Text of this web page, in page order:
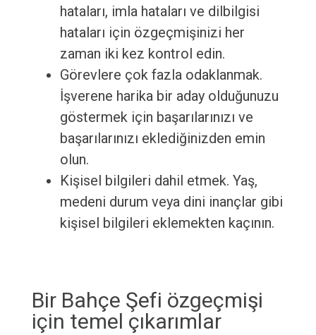
hataları, imla hataları ve dilbilgisi
hataları için özgeçmişinizi her
zaman iki kez kontrol edin.
Görevlere çok fazla odaklanmak.
İşverene harika bir aday olduğunuzu
göstermek için başarılarınızı ve
başarılarınızı eklediğinizden emin
olun.
Kişisel bilgileri dahil etmek. Yaş,
medeni durum veya dini inançlar gibi
kişisel bilgileri eklemekten kaçının.
Bir Bahçe Şefi özgeçmişi
için temel çıkarımlar